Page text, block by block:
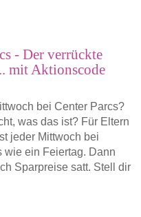
- Der verrückte
mit Aktionscode
bei Center Parcs?
was das ist? Für Eltern
jeder Mittwoch bei
wie ein Feiertag. Dann
Sparpreise satt. Stell dir